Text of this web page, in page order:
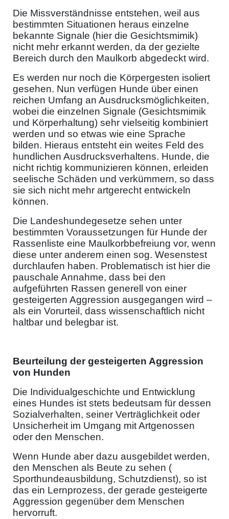
Die Missverständnisse entstehen, weil aus
bestimmten Situationen heraus einzelne
bekannte Signale (hier die Gesichtsmimik)
nicht mehr erkannt werden, da der gezielte
Bereich durch den Maulkorb abgedeckt wird.
Es werden nur noch die Körpergesten isoliert
gesehen. Nun verfügen Hunde über einen
reichen Umfang an Ausdrucksmöglichkeiten,
wobei die einzelnen Signale (Gesichtsmimik
und Körperhaltung) sehr vielseitig kombiniert
werden und so etwas wie eine Sprache
bilden. Hieraus entsteht ein weites Feld des
hundlichen Ausdrucksverhaltens. Hunde, die
nicht richtig kommunizieren können, erleiden
seelische Schäden und verkümmern, so dass
sie sich nicht mehr artgerecht entwickeln
können.
Die Landeshundegesetze sehen unter
bestimmten Voraussetzungen für Hunde der
Rassenliste eine Maulkorbbefreiung vor, wenn
diese unter anderem einen sog. Wesenstest
durchlaufen haben. Problematisch ist hier die
pauschale Annahme, dass bei den
aufgeführten Rassen generell von einer
gesteigerten Aggression ausgegangen wird –
als ein Vorurteil, dass wissenschaftlich nicht
haltbar und belegbar ist.
Beurteilung der gesteigerten Aggression
von Hunden
Die Individualgeschichte und Entwicklung
eines Hundes ist stets bedeutsam für dessen
Sozialverhalten, seiner Verträglichkeit oder
Unsicherheit im Umgang mit Artgenossen
oder den Menschen.
Wenn Hunde aber dazu ausgebildet werden,
den Menschen als Beute zu sehen (
Sporthundeausbildung, Schutzdienst), so ist
das ein Lernprozess, der gerade gesteigerte
Aggression gegenüber dem Menschen
hervorruft.